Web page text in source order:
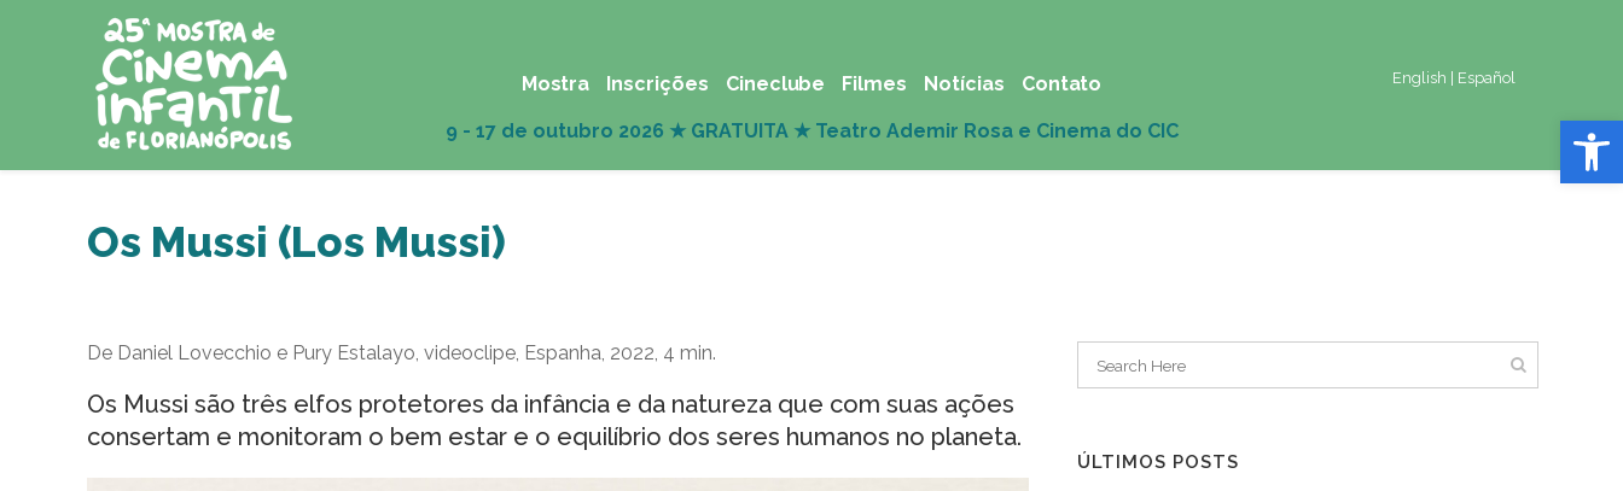
Abrir
English Español
Mostra Inscrições Cineclube Filmes Notícias Contato
Os Mussi (Los Mussi)
De Daniel Lovecchio e Pury Estalayo, videoclipe, Espanha, 2022, 4 min.
Os Mussi são três elfos protetores da infância e da natureza que com suas ações
consertam e monitoram o bem estar e o equilíbrio dos seres humanos no planeta.
ÚLTIMOS POSTS